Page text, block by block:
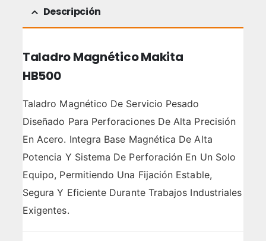
Descripción
Taladro Magnético Makita
HB500
Taladro Magnético De Servicio Pesado
Diseñado Para Perforaciones De Alta Precisión
En Acero. Integra Base Magnética De Alta
Potencia Y Sistema De Perforación En Un Solo
Equipo, Permitiendo Una Fijación Estable,
Segura Y Eficiente Durante Trabajos Industriales
Exigentes.